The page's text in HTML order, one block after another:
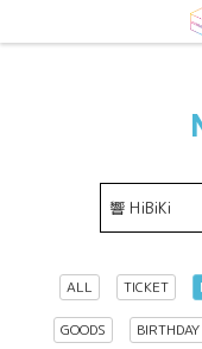
ALL TICKET
GOODS BIRTHDAY